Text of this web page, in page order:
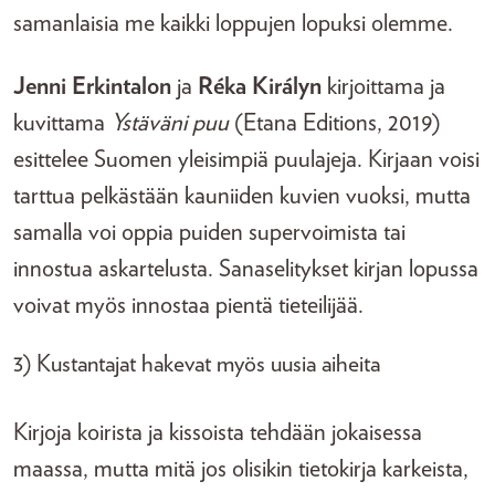
samanlaisia me kaikki loppujen lopuksi olemme.
Jenni Erkintalon ja Réka Királyn kirjoittama ja
kuvittama Ystäväni puu(Etana Editions, 2019)
esittelee Suomen yleisimpiä puulajeja. Kirjaan voisi
tarttua pelkästään kauniiden kuvien vuoksi, mutta
samalla voi oppia puiden supervoimista tai
innostua askartelusta. Sanaselitykset kirjan lopussa
voivat myös innostaa pientä tieteilijää.
3) Kustantajat hakevat myös uusia aiheita
Kirjoja koirista ja kissoista tehdään jokaisessa
maassa, mutta mitä jos olisikin tietokirja karkeista,